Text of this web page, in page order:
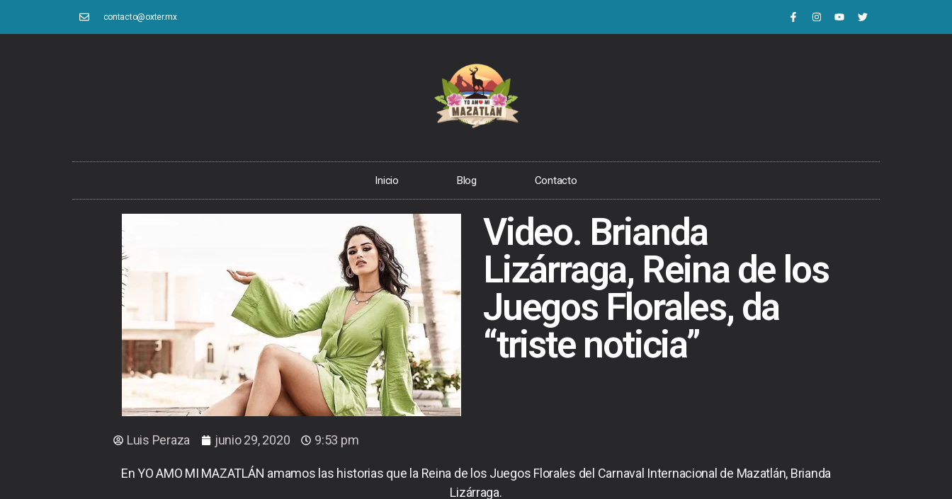
contacto@oxter.mx
Inicio Blog Contacto
Luis Peraza junio 29, 2020 9:53 pm
Video. Brianda
Lizárraga, Reina de los
Juegos Florales, da
“triste noticia”
En YO AMO MI MAZATLÁN amamos las historias que la Reina de los Juegos Florales del Carnaval Internacional de Mazatlán, Brianda
Lizárraga.